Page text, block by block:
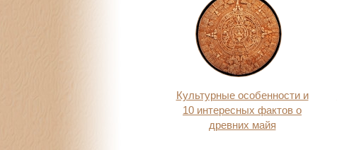
Культурные особенности и
10 интересных фактов о
древних майя